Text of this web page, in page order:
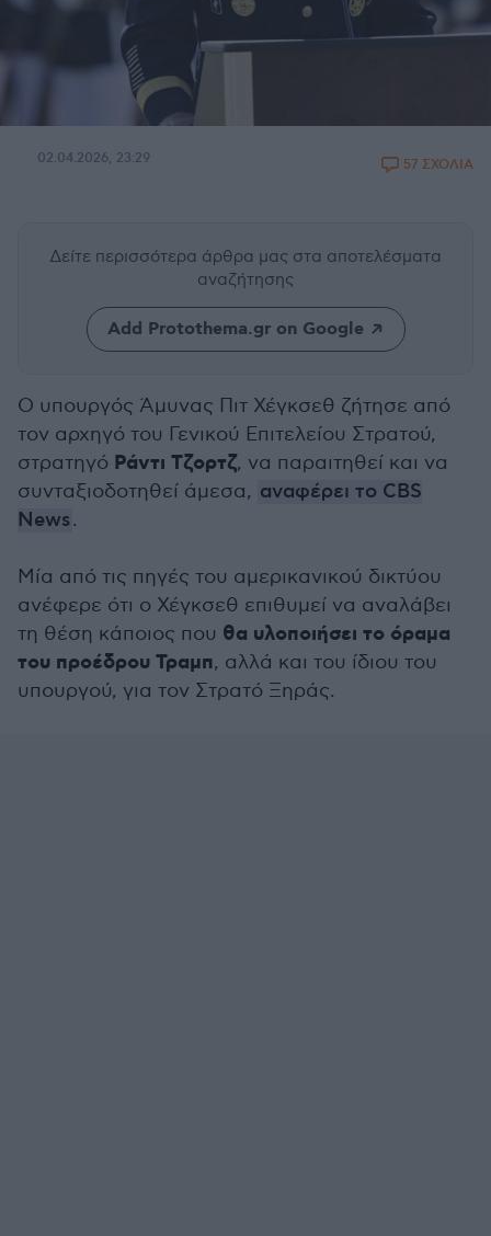
02.04.2026, 23:29 57 ΣΧΟΛΙΑ
Δείτε περισσότερα άρθρα μας στα αποτελέσματα
αναζήτησης
Add Protothema.gr on Google
Ο υπουργός Άμυνας Πιτ Χέγκσεθ ζήτησε από
τον αρχηγό του Γενικού Επιτελείου Στρατού,
στρατηγό Ράντι Τζορτζ, να παραιτηθεί και να
συνταξιοδοτηθεί άμεσα, αναφέρει το CBS
News.
Μία από τις πηγές του αμερικανικού δικτύου
ανέφερε ότι ο Χέγκσεθ επιθυμεί να αναλάβει
τη θέση κάποιος που θα υλοποιήσει το όραμα
του προέδρου Τραμπ, αλλά και του ίδιου του
υπουργού, για τον Στρατό Ξηράς.